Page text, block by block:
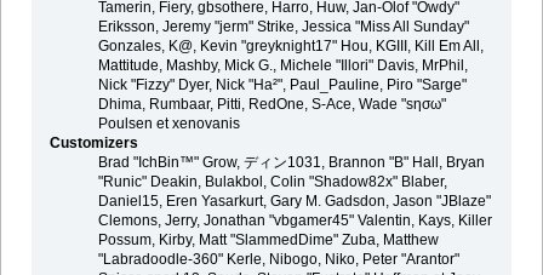
Tamerin, Fiery, gbsothere, Harro, Huw, Jan-Olof "Owdy"
Eriksson, Jeremy "jerm" Strike, Jessica "Miss All Sunday"
Gonzales, K@, Kevin "greyknight17" Hou, KGIII, Kill Em All,
Mattitude, Mashby, Mick G., Michele "Illori" Davis, MrPhil,
Nick "Fizzy" Dyer, Nick "Ha²", Paul_Pauline, Piro "Sarge"
Dhima, Rumbaar, Pitti, RedOne, S-Ace, Wade "sησω"
Poulsen et xenovanis
Customizers
Brad "IchBin™" Grow, ディン1031, Brannon "B" Hall, Bryan
"Runic" Deakin, Bulakbol, Colin "Shadow82x" Blaber,
Daniel15, Eren Yasarkurt, Gary M. Gadsdon, Jason "JBlaze"
Clemons, Jerry, Jonathan "vbgamer45" Valentin, Kays, Killer
Possum, Kirby, Matt "SlammedDime" Zuba, Matthew
"Labradoodle-360" Kerle, Nibogo, Niko, Peter "Arantor"